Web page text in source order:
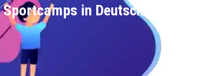
Sportcamps in Deutschland